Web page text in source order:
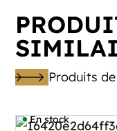
Produits
En stock